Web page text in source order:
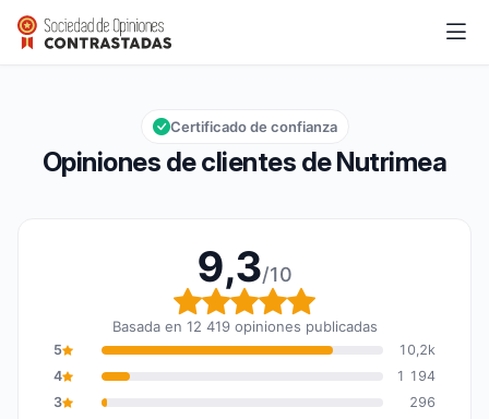
Nutrimea
Calificación global: 9,3 de 10
9,3/10
Opiniones de clientes de Nutrimea
Certificado de confianza
9,3/10
Calificación global: 9,3
Basada en 12 419 opiniones publicadas
5
10,2k
4
1 194
3
296